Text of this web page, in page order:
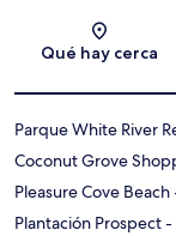
Qué hay cerca
Parque White River
Coconut Grove
Pleasure Cove Beach
Plantación Prospect-